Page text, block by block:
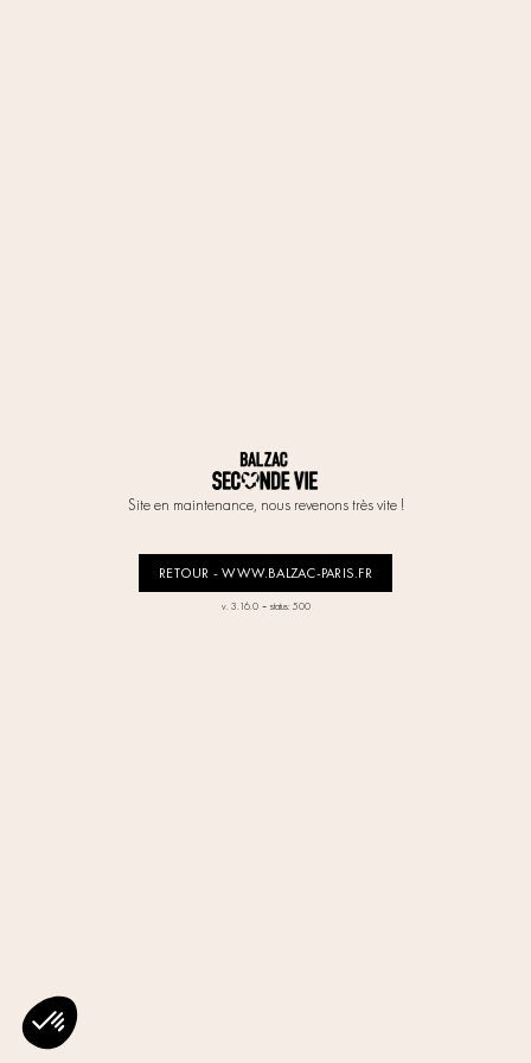
Site en maintenance, nous revenons très vite !
RETOUR - WWW.BALZAC-PARIS.FR
v. 3.16.0- status: 500